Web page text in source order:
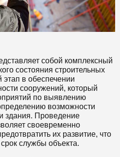
собой комплексный
состояния строительных
в обеспечении
сооружений, который
по выявлению
возможности
здания. Проведение
своевременно
их развитие, что
службы объекта.